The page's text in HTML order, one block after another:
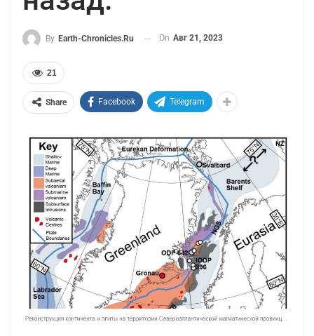
By Earth-Chronicles.ru On Авг 21, 2023
21
Share Facebook Telegram